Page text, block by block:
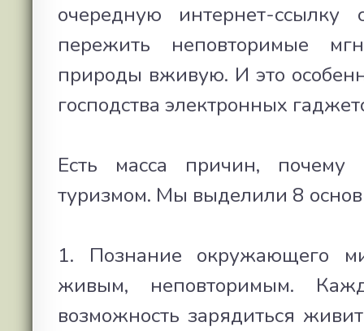
очередную интернет-
пережить неповторимые
природы вживую. И это
господства электронных
Есть масса причин, почему
туризмом. Мы выделили 8
1. Познание окружающего
живым, неповторимым.
возможность зарядиться